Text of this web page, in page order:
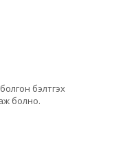
бэлтгэх
болно.